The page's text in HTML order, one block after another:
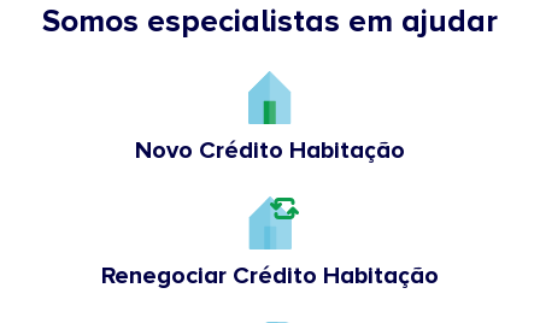
Somos especialistas em ajudar
Novo Crédito Habitação
Renegociar Crédito Habitação